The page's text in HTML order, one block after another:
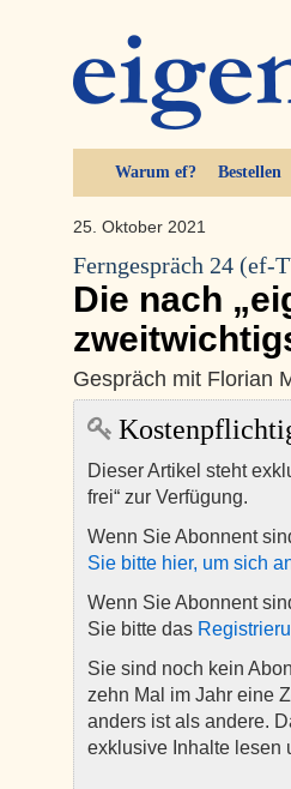
Warum ef? Bestellen
25. Oktober 2021
Ferngespräch 24 (ef-
Die nach
Gespräch mit Florian
Dieser Artikel steht
frei“ zur Verfügung.
Wenn Sie Abonnent
Sie bitte hier, um sich
Wenn Sie Abonnent
Sie bitte das
Sie sind noch kein
zehn Mal im Jahr eine
anders ist als andere.
exklusive Inhalte lesen